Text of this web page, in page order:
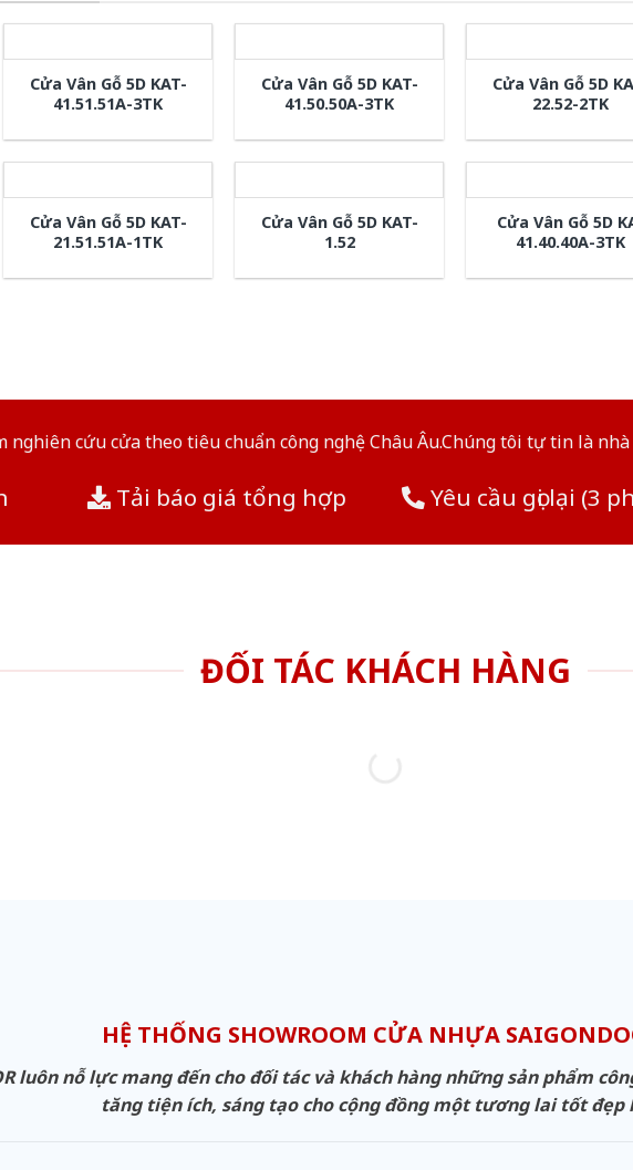
Cửa Vân Gỗ 5D KAT-
41.51.51A-3TK
Cửa Vân Gỗ 5D KAT-
41.50.50A-3TK
Cửa Vân Gỗ 5D
22.52-2TK
Cửa Vân Gỗ 5D KAT-
21.51.51A-1TK
Cửa Vân Gỗ 5D KAT-
1.52
Cửa Vân Gỗ 5D
41.40.40A-3TK
cứu cửa theo tiêu chuẩn công nghệ Châu Âu.Chúng tôi tự tin là
Tải báo giá tổng hợp Yêu cầu gọi lại (3
ĐỐI TÁC KHÁCH HÀNG
HỆ THỐNG SHOWROOM CỬA NHỰA
luôn nỗ lực mang đến cho đối tác và khách hàng những sản phẩm
tăng tiện ích, sáng tạo cho cộng đồng một tương lai tốt đẹp